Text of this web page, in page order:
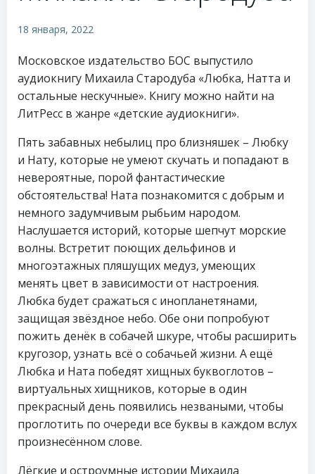
18 января, 2022
Московское издательство БОС выпустило
аудиокнигу Михаила Стародуба «Любка, Натта и
остальные нескучные». Книгу можно найти на
ЛитРесс в жанре «детские аудиокниги».
Пять забавных небылиц про близняшек – Любку
и Нату, которые не умеют скучать и попадают в
невероятные, порой фантастические
обстоятельства! Ната познакомится с добрым и
немного задумчивым рыбьим народом.
Наслушается историй, которые шепчут морские
волны. Встретит поющих дельфинов и
многоэтажных пляшущих медуз, умеющих
менять цвет в зависимости от настроения.
Любка будет сражаться с инопланетянами,
защищая звёздное небо. Обе они попробуют
пожить денёк в собачей шкуре, чтобы расширить
кругозор, узнать всё о собачьей жизни. А ещё
Любка и Ната победят хищных буквоглотов –
виртуальных хищников, которые в один
прекрасный день появились незваными, чтобы
проглотить по очереди все буквы в каждом вслух
произнесённом слове.
Лёгкие и остроумные истории Михаила